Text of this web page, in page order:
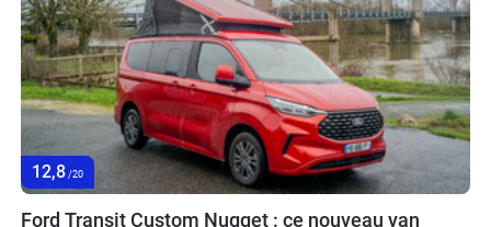
12,8 /20
Ford Transit Custom Nugget : ce nouveau van